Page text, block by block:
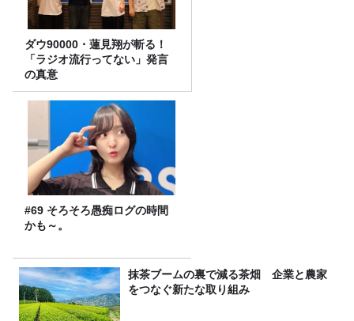
ダウ90000・蓮見翔が斬る！
「ラジオ流行ってない」発言
の真意
#69 そろそろ愚痴ログの時間
かも～。
抹茶ブームの裏で減る茶畑 企業と農家
をつなぐ新たな取り組み